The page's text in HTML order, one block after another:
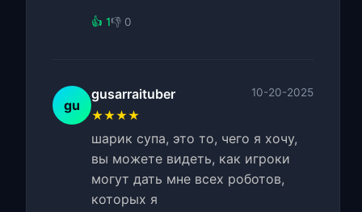
👍 1👎 0
gu
gusarraituber 10-20-2025
★★★★
шарик супа, это то, чего я хочу,
вы можете видеть, как игроки
могут дать мне всех роботов,
которых я